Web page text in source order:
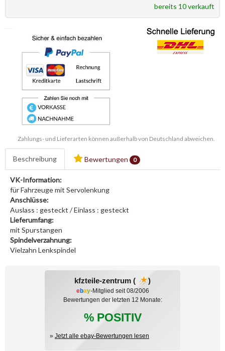
bereits 10 verkauft
Zahlungs- und Lieferarten können außerhalb von Deutschland abweichen.
Beschreibung Bewertungen 0
VK-Information:
für Fahrzeuge mit Servolenkung
Anschlüsse:
Auslass : gesteckt / Einlass : gesteckt
Lieferumfang:
mit Spurstangen
Spindelverzahnung:
Vielzahn Lenkspindel
kfzteile-zentrum ( )
ebay-Mitglied seit 08/2006
Bewertungen der letzten 12 Monate:
% POSITIV
» Jetzt alle ebay-Bewertungen lesen